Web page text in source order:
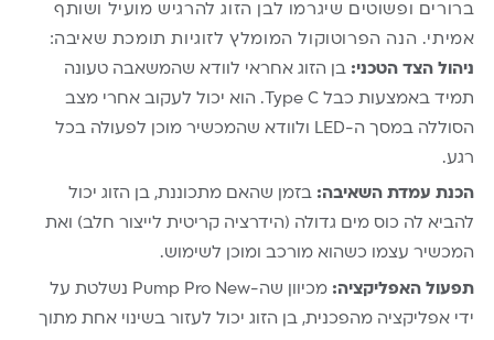
ברורים ופשוטים שיגרמו לבן הזוג להרגיש מועיל ושותף
אמיתי. הנה הפרוטוקול המומלץ לזוגיות תומכת שאיבה:
ניהול הצד הטכני: בן הזוג אחראי לוודא שהמשאבה טעונה
תמיד באמצעות כבל Type C. הוא יכול לעקוב אחרי מצב
הסוללה במסך ה-LED ולוודא שהמכשיר מוכן לפעולה בכל
רגע.
הכנת עמדת השאיבה: בזמן שהאם מתכוננת, בן הזוג יכול
להביא לה כוס מים גדולה (הידרציה קריטית לייצור חלב) ואת
המכשיר עצמו כשהוא מורכב ומוכן לשימוש.
תפעול האפליקציה:
מכיוון שה-Pump Pro New נשלטת על
ידי אפליקציה מהפכנית, בן הזוג יכול לעזור בשינוי אחת מתוך